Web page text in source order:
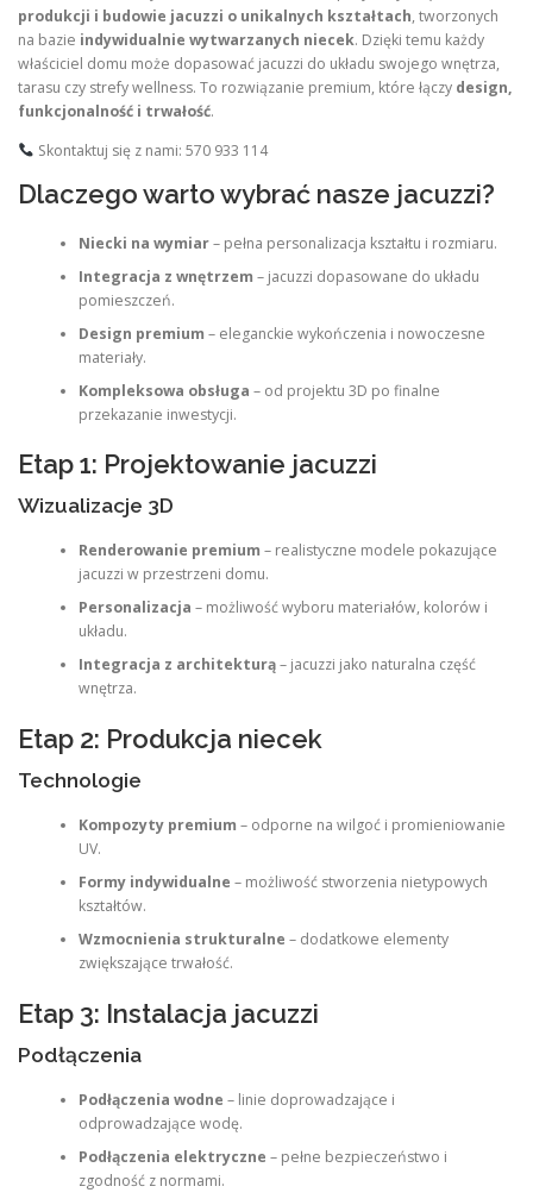
produkcji i budowie jacuzzi o unikalnych kształtach, tworzonych
na bazie indywidualnie wytwarzanych niecek. Dzięki temu każdy
właściciel domu może dopasować jacuzzi do układu swojego wnętrza,
tarasu czy strefy wellness. To rozwiązanie premium, które łączy design,
funkcjonalność i trwałość.
Skontaktuj się z nami: 570 933 114
Dlaczego warto wybrać nasze jacuzzi?
Niecki na wymiar– pełna personalizacja kształtu i rozmiaru.
Integracja z wnętrzem – jacuzzi dopasowane do układu
pomieszczeń.
Design premium – eleganckie wykończenia i nowoczesne
materiały.
Kompleksowa obsługa – od projektu 3D po finalne
przekazanie inwestycji.
Etap 1: Projektowanie jacuzzi
Wizualizacje 3D
Renderowanie premium – realistyczne modele pokazujące
jacuzzi w przestrzeni domu.
Personalizacja – możliwość wyboru materiałów, kolorów i
układu.
Integracja z architekturą– jacuzzi jako naturalna część
wnętrza.
Etap 2: Produkcja niecek
Technologie
Kompozyty premium – odporne na wilgoć i promieniowanie
UV.
Formy indywidualne – możliwość stworzenia nietypowych
kształtów.
Wzmocnienia strukturalne – dodatkowe elementy
zwiększające trwałość.
Etap 3: Instalacja jacuzzi
Podłączenia
Podłączenia wodne – linie doprowadzające i
odprowadzające wodę.
Podłączenia elektryczne – pełne bezpieczeństwo i
zgodność z normami.